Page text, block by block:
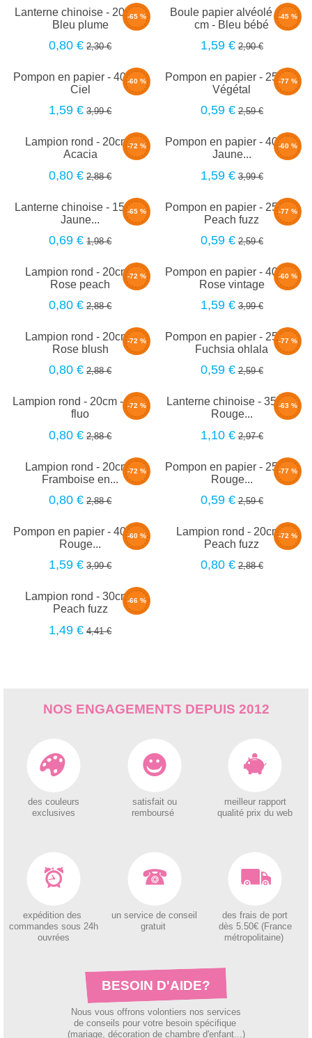
-65 %
Lanterne chinoise - 20cm -
Bleu plume
0,80 € 2,30 €
-45 %
Boule papier alvéolé - 20
cm - Bleu bébé
1,59 € 2,90 €
-60 %
Pompon en papier - 40cm -
Ciel
1,59 € 3,99 €
-77 %
Pompon en papier - 25cm -
Végétal
0,59 € 2,59 €
-72 %
Lampion rond - 20cm -
Acacia
0,80 € 2,88 €
-60 %
Pompon en papier - 40cm -
Jaune...
1,59 € 3,99 €
-65 %
Lanterne chinoise - 15cm -
Jaune...
0,69 € 1,98 €
-77 %
Pompon en papier - 25cm -
Peach fuzz
0,59 € 2,59 €
-72 %
Lampion rond - 20cm -
Rose peach
0,80 € 2,88 €
-60 %
Pompon en papier - 40cm -
Rose vintage
1,59 € 3,99 €
-72 %
Lampion rond - 20cm -
Rose blush
0,80 € 2,88 €
-77 %
Pompon en papier - 25cm -
Fuchsia ohlala
0,59 € 2,59 €
-72 %
Lampion rond - 20cm - Pink
fluo
0,80 € 2,88 €
-63 %
Lanterne chinoise - 35cm -
Rouge...
1,10 € 2,97 €
-72 %
Lampion rond - 20cm -
Framboise en...
0,80 € 2,88 €
-77 %
Pompon en papier - 25cm -
Rouge...
0,59 € 2,59 €
-60 %
Pompon en papier - 40cm -
Rouge...
1,59 € 3,99 €
-72 %
Lampion rond - 20cm -
Peach fuzz
0,80 € 2,88 €
-66 %
Lampion rond - 30cm -
Peach fuzz
1,49 € 4,41 €
NOS ENGAGEMENTS DEPUIS 2012
des couleurs
exclusives
satisfait ou
remboursé
meilleur rapport
qualité prix du web
expédition des
commandes sous 24h
ouvrées
un service de conseil
gratuit
des frais de port
dès 5.50€ (France
métropolitaine)
BESOIN D'AIDE?
Nous vous offrons volontiers nos services
de conseils pour votre besoin spécifique
(mariage, décoration de chambre d'enfant...)